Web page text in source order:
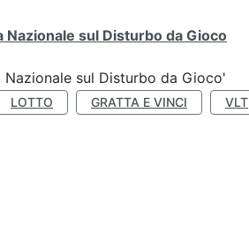
sul Disturbo da Gioco
sul Disturbo da Gioco'
LOTTO GRATTA E VINCI VLT